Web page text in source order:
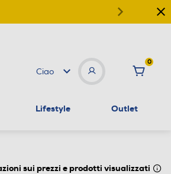
Ciao
0
Lifestyle Outlet
sui prezzi e prodotti visualizzati